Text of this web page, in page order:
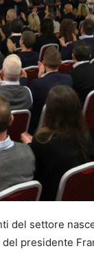
del settore
presidente